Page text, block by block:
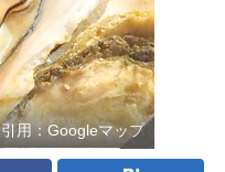
引用：Googleマップ